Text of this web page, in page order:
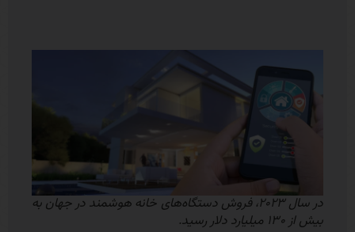
در سال ۲۰۲۳، فروش دستگاه‌های خانه هوشمند در جهان به
بیش از ۱۳۰ میلیارد دلار رسید.